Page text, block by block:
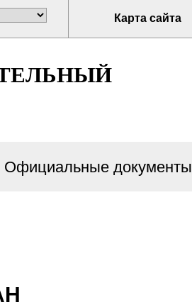
Карта сайта
Официальные документы